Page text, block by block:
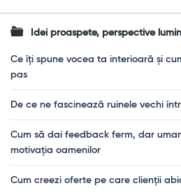
Idei proaspete, perspective
Ce îți spune vocea ta interioară și
pas
De ce ne fascinează ruinele vechi
Cum să dai feedback ferm, dar
motivația oamenilor
Cum creezi oferte pe care clienții